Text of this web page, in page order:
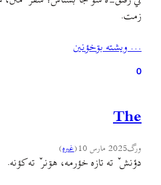
زمت.
… ويشته بۊخؤنين
0
The
ورگ2025 مارس 10 (غىره)
دؤنش ٚ ته تازه خؤرمه، هۊنر ٚ ته کؤنه.